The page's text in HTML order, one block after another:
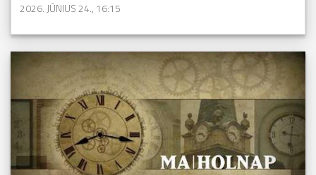
2026. JÚNIUS 24., 16:15